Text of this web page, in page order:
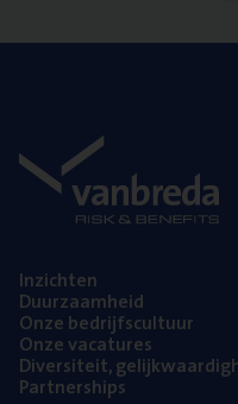
Inzich­ten
Duur­zaam­heid
Onze bedrijfs­cul­tuur
Onze vaca­tu­res
Diver­si­teit,
Part­ner­ships